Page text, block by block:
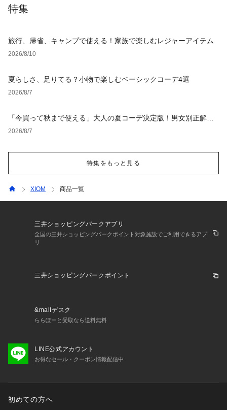
特集
旅行、帰省、キャンプで使える！家族で楽しむレジャーアイテム
2026/8/10
夏らしさ、足りてる？小物で楽しむベーシックコーデ4選
2026/8/7
「今買って秋まで使える」大人の夏コーデ決定版！男女別正解ス
タイルとNGな着こなし
2026/8/7
特集をもっと見る
XIOM 商品一覧
三井ショッピングパークアプリ
全国の三井ショッピングパークポイント対象施設でご利用できるアプ
リ
三井ショッピングパークポイント
&mallデスク
ららぽーと受取なら送料無料
LINE公式アカウント
お得なセール・クーポン情報配信中
初めての方へ